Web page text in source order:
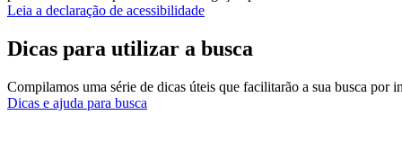
Leia a declaração de acessibilidade
Dicas para utilizar a busca
Compilamos uma série de dicas úteis que facilitarão a sua busca por
Dicas e ajuda para busca